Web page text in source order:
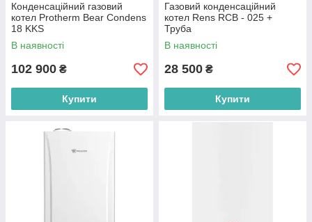
Конденсаційний газовий
котел Protherm Bear Condens
18 KKS
В наявності
102 900 ₴
Купити
Газовий конденсаційний
котел Rens RCB - 025 +
Труба
В наявності
28 500 ₴
Купити